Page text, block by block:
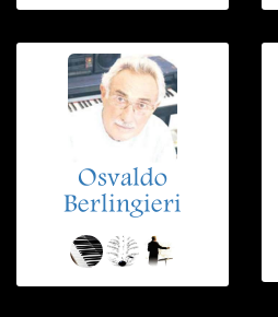
Osvaldo
Berlingieri